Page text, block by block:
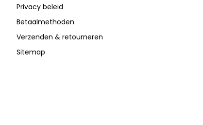
Privacy beleid
Betaalmethoden
Verzenden & retourneren
Sitemap